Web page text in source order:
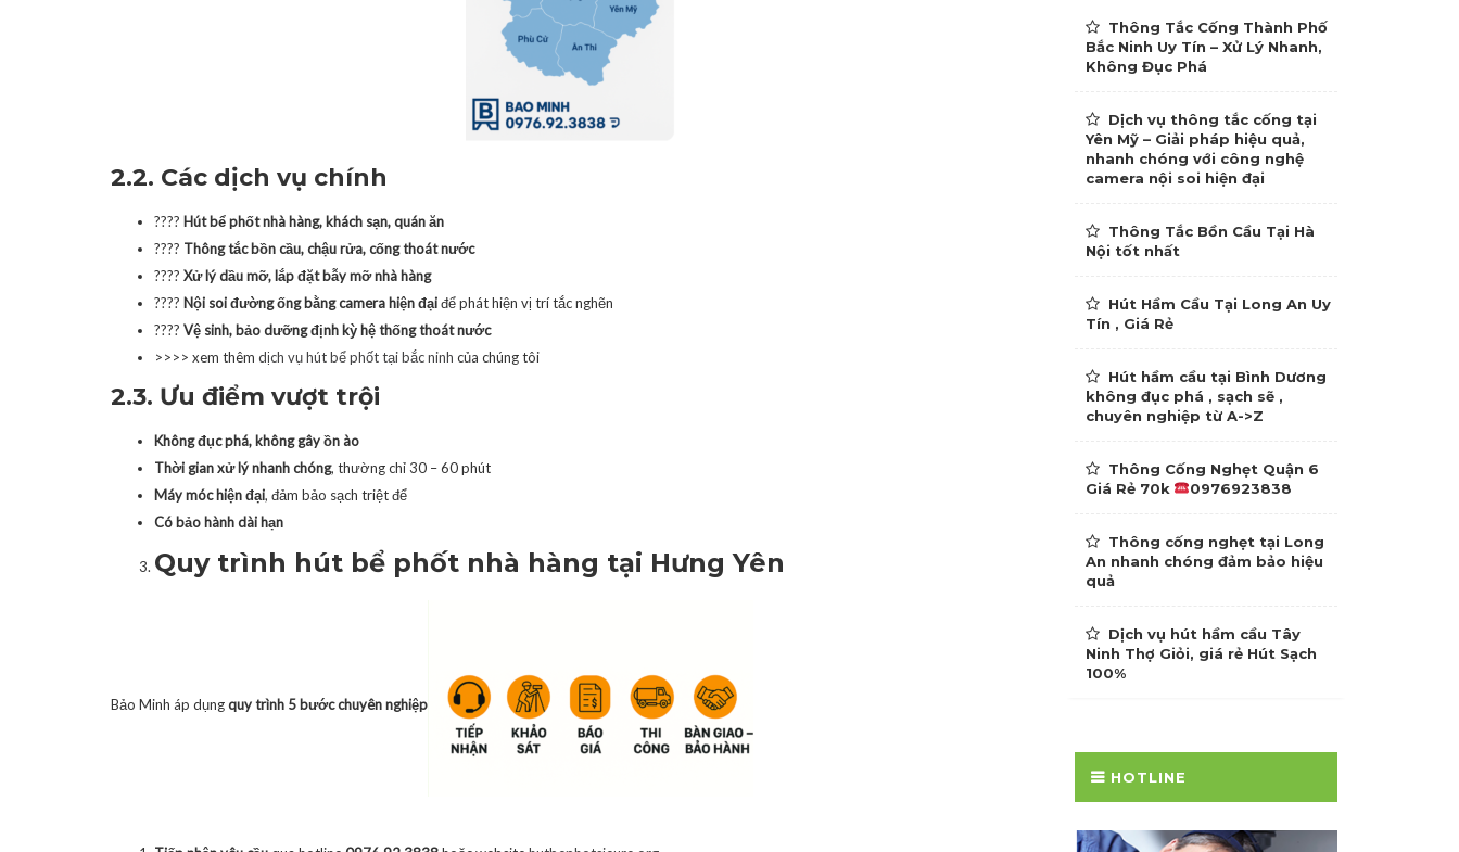
2.2. Các dịch vụ chính
???? Hút bể phốt nhà hàng, khách sạn, quán ăn
???? Thông tắc bồn cầu, chậu rửa, cống thoát nước
???? Xử lý dầu mỡ, lắp đặt bẫy mỡ nhà hàng
???? Nội soi đường ống bằng camera hiện đạiđể phát hiện vị trí tắc nghẽn
???? Vệ sinh, bảo dưỡng định kỳ hệ thống thoát nước
>>>> xem thêm dịch vụ hút bể phốt tại bắc ninh của chúng tôi
2.3. Ưu điểm vượt trội
Không đục phá, không gây ồn ào
Thời gian xử lý nhanh chóng, thường chỉ 30 – 60 phút
Máy móc hiện đại, đảm bảo sạch triệt để
Có bảo hành dài hạn
Quy trình hút bể phốt nhà hàng tại Hưng Yên
Bảo Minh áp dụngquy trình 5 bước chuyên nghiệp
Thông Tắc Cống Thành Phố
Bắc Ninh Uy Tín – Xử Lý Nhanh,
Không Đục Phá
Dịch vụ thông tắc cống tại
Yên Mỹ – Giải pháp hiệu quả,
nhanh chóng với công nghệ
camera nội soi hiện đại
Thông Tắc Bồn Cầu Tại Hà
Nội tốt nhất
Hút Hầm Cầu Tại Long An Uy
Tín , Giá Rẻ
Hút hầm cầu tại Bình Dương
không đục phá , sạch sẽ ,
chuyên nghiệp từ A->Z
Thông Cống Nghẹt Quận 6
Giá Rẻ 70k
0976923838
Thông cống nghẹt tại Long
An nhanh chóng đảm bảo hiệu
quả
Dịch vụ hút hầm cầu Tây
Ninh Thợ Giỏi, giá rẻ Hút Sạch
100%
HOTLINE